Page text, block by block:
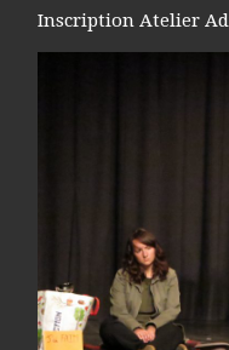
Inscription Atelier